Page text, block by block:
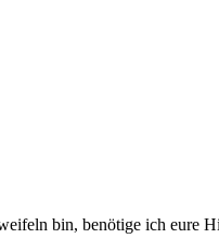
bin, benötige ich eure